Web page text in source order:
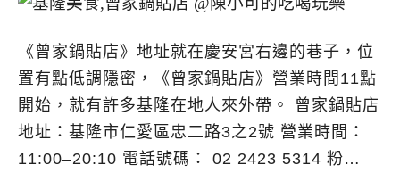
《曾家鍋貼店》地址就在慶安宮右邊的巷子，位
置有點低調隱密，《曾家鍋貼店》營業時間11點
開始，就有許多基隆在地人來外帶。 曾家鍋貼店
地址：基隆市仁愛區忠二路3之2號 營業時間：
11:00–20:10 電話號碼： 02 2423 5314 粉…